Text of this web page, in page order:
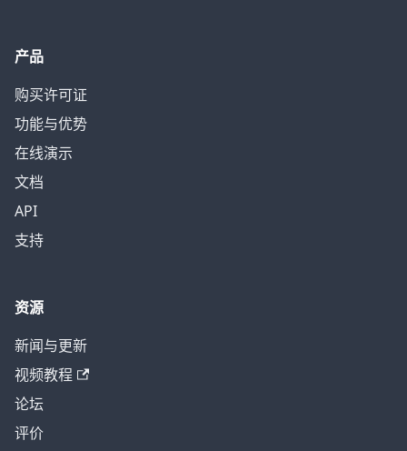
产品
购买许可证
功能与优势
在线演示
文档
API
支持
资源
新闻与更新
视频教程
论坛
评价